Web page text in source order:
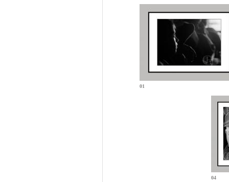
01
04